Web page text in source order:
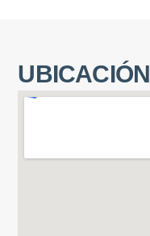
UBICACIÓN